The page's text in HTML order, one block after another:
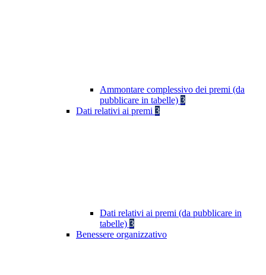
Ammontare complessivo dei premi (da
pubblicare in tabelle) 3
Dati relativi ai premi 3
Dati relativi ai premi (da pubblicare in
tabelle) 3
Benessere organizzativo